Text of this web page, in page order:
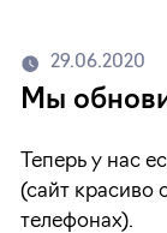
29.06.2020
Мы
Теперь у нас
(сайт красиво
телефонах).